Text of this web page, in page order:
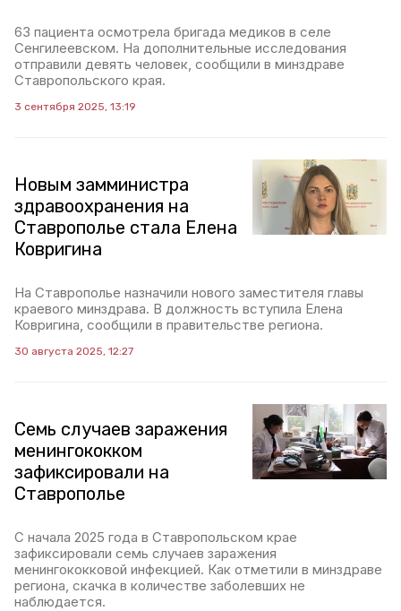
63 пациента осмотрела бригада медиков в селе
Сенгилеевском. На дополнительные исследования
отправили девять человек, сообщили в минздраве
Ставропольского края.
3 сентября 2025, 13:19
Новым замминистра
здравоохранения на
Ставрополье стала Елена
Ковригина
На Ставрополье назначили нового заместителя главы
краевого минздрава. В должность вступила Елена
Ковригина, сообщили в правительстве региона.
30 августа 2025, 12:27
Семь случаев заражения
менингококком
зафиксировали на
Ставрополье
С начала 2025 года в Ставропольском крае
зафиксировали семь случаев заражения
менингококковой инфекцией. Как отметили в минздраве
региона, скачка в количестве заболевших не
наблюдается.